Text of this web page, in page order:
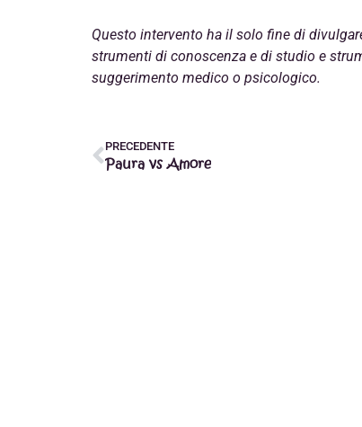
Questo intervento ha il solo fine di
strumenti di conoscenza e di studio e
suggerimento medico o psicologico.
PRECEDENTE
Paura vs Amore